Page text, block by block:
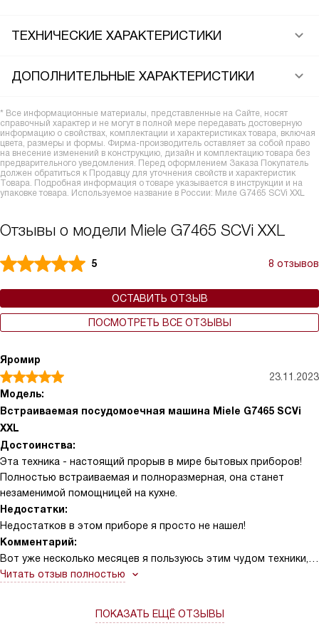
ТЕХНИЧЕСКИЕ ХАРАКТЕРИСТИКИ
ДОПОЛНИТЕЛЬНЫЕ ХАРАКТЕРИСТИКИ
* Все информационные материалы, представленные на Сайте, носят
справочный характер и не могут в полной мере передавать достоверную
информацию о свойствах, комплектации и характеристиках товара, включая
цвета, размеры и формы. Фирма-производитель оставляет за собой право
на внесение изменений в конструкцию, дизайн и комплектацию товара без
предварительного уведомления. Перед оформлением Заказа Покупатель
должен обратиться к Продавцу для уточнения свойств и характеристик
Товара. Подробная информация о товаре указывается в инструкции и на
упаковке товара. Используемое название в России: Миле G7465 SCVi XXL
Отзывы о модели Miele G7465 SCVi XXL
5 8 отзывов
ОСТАВИТЬ ОТЗЫВ
ПОСМОТРЕТЬ ВСЕ ОТЗЫВЫ
Яромир
23.11.2023
Модель:
Встраиваемая посудомоечная машина Miele G7465 SCVi
XXL
Достоинства:
Эта техника - настоящий прорыв в мире бытовых приборов!
Полностью встраиваемая и полноразмерная, она станет
незаменимой помощницей на кухне.
Недостатки:
Недостатков в этом приборе я просто не нашел!
Комментарий:
Вот уже несколько месяцев я пользуюсь этим чудом техники, и
каждый раз она удивляет меня своими возможностями! Помню,
гора грязной посуды. Но благодаря вместимости в 14
Читать отзыв полностью
ПОКАЗАТЬ ЕЩЁ ОТЗЫВЫ